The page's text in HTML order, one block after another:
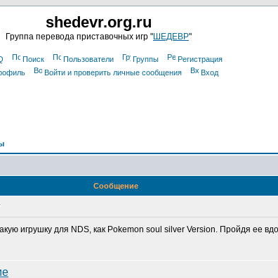
shedevr.org.ru
Группа перевода приставочных игр "ШЕДЕВР"
Поиск Пользователи Группы
Регистрация
Войти и проверить личные сообщения Вход
Сообщение
игрушку для NDS, как Pokemon soul silver Version. Пройдя ее